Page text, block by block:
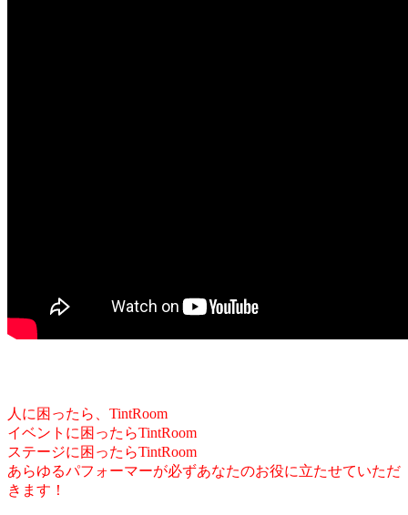
人に困ったら、TintRoom
イベントに困ったらTintRoom
ステージに困ったらTintRoom
あらゆるパフォーマーが必ずあなたのお役に立たせていただ
きます！